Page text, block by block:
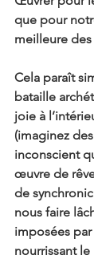
que pour
meilleure
Cela paraît
bataille
joie à
(imaginez
inconscient
œuvre de
de
nous faire
imposées
nourrissant